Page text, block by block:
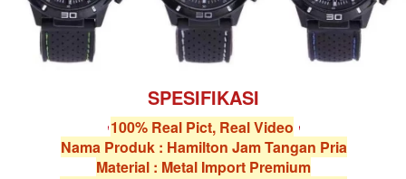
SPESIFIKASI
100% Real Pict, Real Video
Nama Produk : Hamilton Jam Tangan Pria
Material : Metal Import Premium